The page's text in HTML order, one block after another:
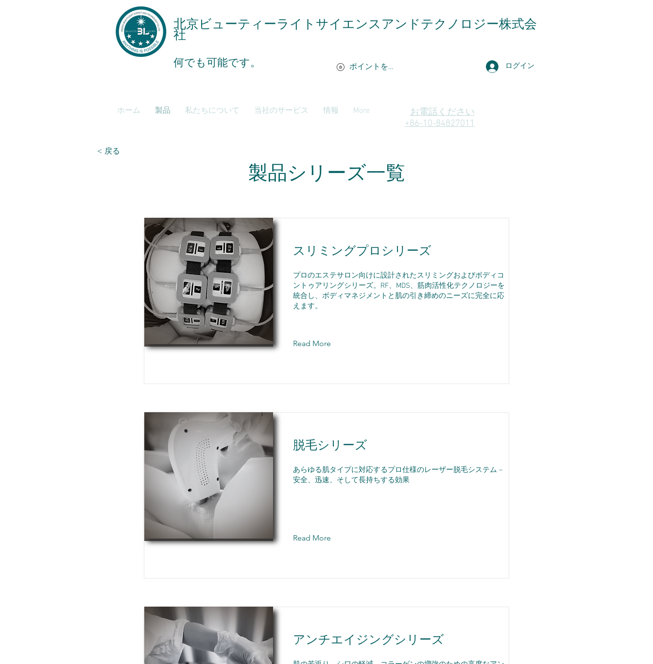
北京ビューティーライトサイエンスアンドテクノロジー株式会
社
何でも可能です。 ポイントを表示 ログイン
ホーム 製品 私たちについて 当社のサービス 情報 More
お電話ください
+86-10-84827011
製品シリーズ一覧
< 戻る
スリミングプロシリーズ
プロのエステサロン向けに設計されたスリミングおよびボディコ
ントゥアリングシリーズ。RF、MDS、筋肉活性化テクノロジーを
統合し、ボディマネジメントと肌の引き締めのニーズに完全に応
えます。
Read More
脱毛シリーズ
あらゆる肌タイプに対応するプロ仕様のレーザー脱毛システム –
安全、迅速、そして長持ちする効果
Read More
アンチエイジングシリーズ